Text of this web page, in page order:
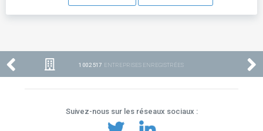
1 002 517 ENTREPRISES ENREGISTRÉES
Suivez-nous sur les réseaux sociaux :